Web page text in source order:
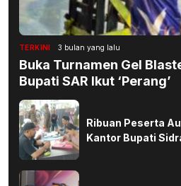
TERKINI 3 bulan yang lalu
Buka Turnamen Gel
Bupati SAR Ikut ‘Perang’
Ribuan Peserta
Kantor Bupati